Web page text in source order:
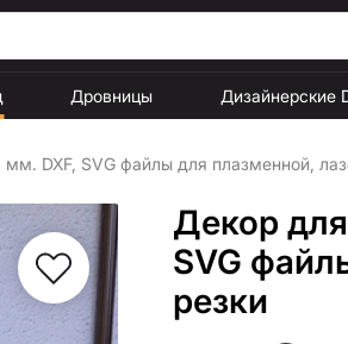
Дровницы Дизайнерские
DXF, SVG файлы для плазменной,
Декор
SVG
резки